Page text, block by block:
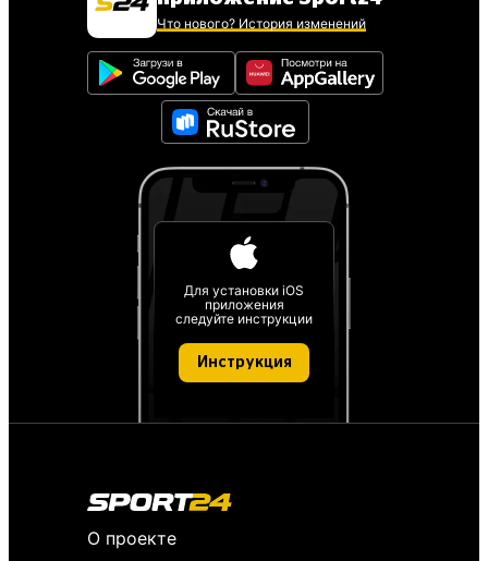
Что нового? История изменений
Для установки iOS
приложения
следуйте инструкции
Инструкция
О проекте